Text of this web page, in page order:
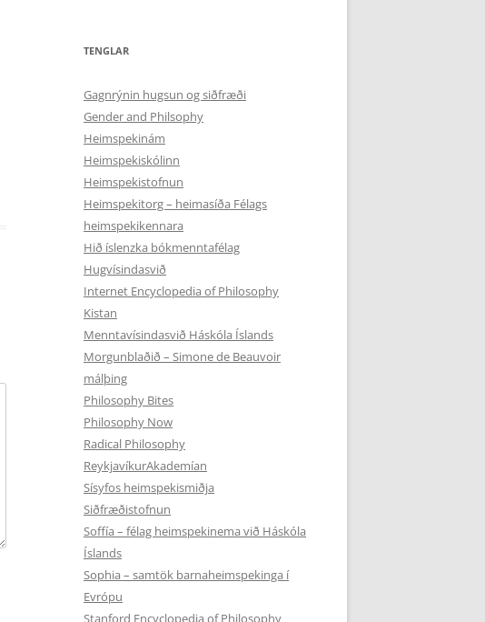
TENGLAR
Gagnrýnin hugsun og siðfræði
Gender and Philsophy
Heimspekinám
Heimspekiskólinn
Heimspekistofnun
Heimspekitorg – heimasíða Félags
heimspekikennara
Hið íslenzka bókmenntafélag
Hugvísindasvið
Internet Encyclopedia of Philosophy
Kistan
Menntavísindasvið Háskóla Íslands
Morgunblaðið – Simone de Beauvoir
málþing
Philosophy Bites
Philosophy Now
Radical Philosophy
ReykjavíkurAkademían
Sísyfos heimspekismiðja
Siðfræðistofnun
Soffía – félag heimspekinema við Háskóla
Íslands
Sophia – samtök barnaheimspekinga í
Evrópu
Stanford Encyclopedia of Philosophy